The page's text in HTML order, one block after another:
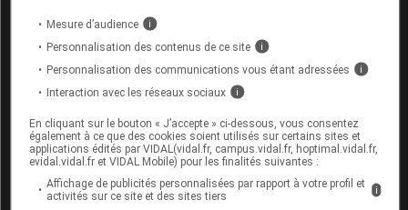
Fertilité, grossesse et allaitement
Ce médicament n'est pas destiné à la femme. Il peut
être responsable d'une baisse de la fertilité,
réversible à l'arrêt du traitement.
Son passage dans le sperme n'est pas connu.
L'utilisation d'un préservatif est nécessaire en cas
Mesure d’audience i
Personnalisation des contenus de ce site i
Personnalisation des communications vous étant adressées i
Interaction avec les réseaux sociaux i
En cliquant sur le bouton « J’accepte » ci-dessous, vous consentez
également à ce que des cookies soient utilisés sur certains sites et
applications édités par VIDAL(vidal.fr, campus.vidal.fr, hoptimal.vidal.fr,
evidal.vidal.fr et VIDAL Mobile) pour les finalités suivantes :
Affichage de publicités personnalisées par rapport à votre profil et
activités sur ce site et des sites tiers
i